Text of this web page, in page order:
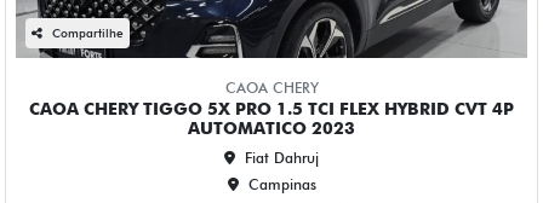
CHEVROLET MONTANA 1.2 TURBO FLEX PREMIER
AUTOMATICO 4P 2023
Fiat Dahruj
Campinas
R$ 109.990,00
2023/2023